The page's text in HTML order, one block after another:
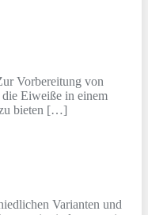
Vorbereitung von
Eiweiße in einem
bieten […]
Varianten und